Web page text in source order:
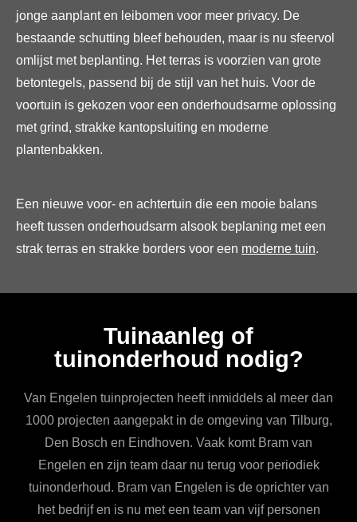
jonge aanplant en leibomen voor meer privacy. De
bestaande schutting bleef behouden, maar is nu sfeervol
omlijst met beplanting. Het terras is voorzien van grote
betontegels, passend bij de stijl van het huis. Voor de
voortuin is gekozen voor een onderhoudsarme oplossing
met grind, strakke kantopsluiting en moderne
plantenbakken.
Een nieuwe voor- en achtertuin die een mooie balans
heeft tussen onderhoudsarm alsook beplaning met een
strak terras en strakke borders voor een moderne tuin.
Tuinaanleg of
tuinonderhoud nodig?
Van Engelen tuinprojecten heeft inmiddels al meer dan
1000 projecten aangepakt in de omgeving van Tilburg,
Den Bosch en Eindhoven. Vaak komt Bram van
Engelen en zijn team daar nu terug voor periodiek
tuinonderhoud. Bram van Engelen is de oprichter van
het bedrijf en is nu met een team van vijf personen